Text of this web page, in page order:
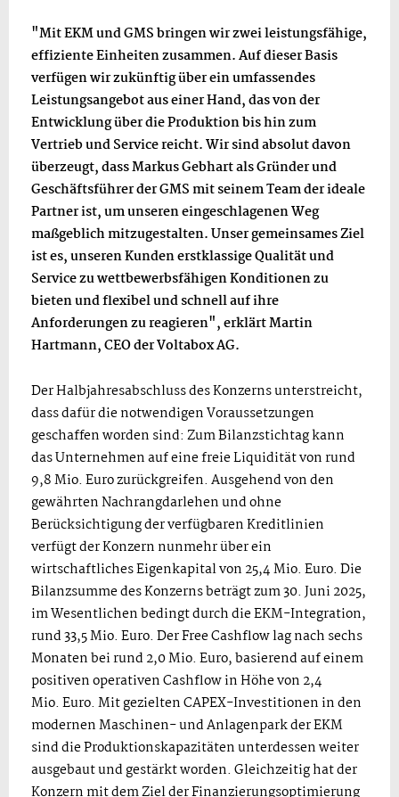
"Mit EKM und GMS bringen wir zwei leistungsfähige,
effiziente Einheiten zusammen. Auf dieser Basis
verfügen wir zukünftig über ein umfassendes
Leistungsangebot aus einer Hand, das von der
Entwicklung über die Produktion bis hin zum
Vertrieb und Service reicht. Wir sind absolut davon
überzeugt, dass Markus Gebhart als Gründer und
Geschäftsführer der GMS mit seinem Team der ideale
Partner ist, um unseren eingeschlagenen Weg
maßgeblich mitzugestalten. Unser gemeinsames Ziel
ist es, unseren Kunden erstklassige Qualität und
Service zu wettbewerbsfähigen Konditionen zu
bieten und flexibel und schnell auf ihre
Anforderungen zu reagieren", erklärt Martin
Hartmann, CEO der Voltabox AG.
Der Halbjahresabschluss des Konzerns unterstreicht,
dass dafür die notwendigen Voraussetzungen
geschaffen worden sind: Zum Bilanzstichtag kann
das Unternehmen auf eine freie Liquidität von rund
9,8 Mio. Euro zurückgreifen. Ausgehend von den
gewährten Nachrangdarlehen und ohne
Berücksichtigung der verfügbaren Kreditlinien
verfügt der Konzern nunmehr über ein
wirtschaftliches Eigenkapital von 25,4 Mio. Euro. Die
Bilanzsumme des Konzerns beträgt zum 30. Juni 2025,
im Wesentlichen bedingt durch die EKM-Integration,
rund 33,5 Mio. Euro. Der Free Cashflow lag nach sechs
Monaten bei rund 2,0 Mio. Euro, basierend auf einem
positiven operativen Cashflow in Höhe von 2,4
Mio. Euro. Mit gezielten CAPEX-Investitionen in den
modernen Maschinen- und Anlagenpark der EKM
sind die Produktionskapazitäten unterdessen weiter
ausgebaut und gestärkt worden. Gleichzeitig hat der
Konzern mit dem Ziel der Finanzierungsoptimierung